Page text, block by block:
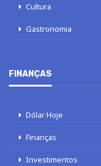
Cultura
Gastronomia
FINANÇAS
Dólar Hoje
Finanças
Investimentos